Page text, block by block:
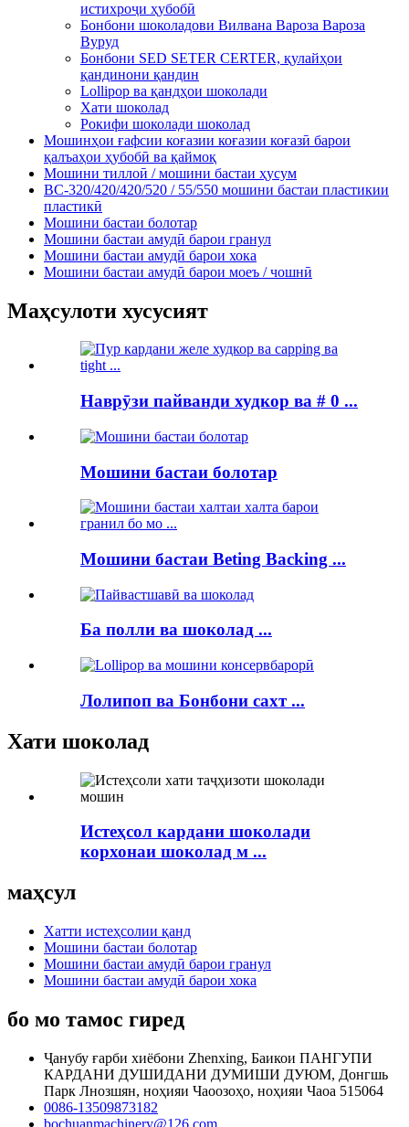
истихроҷи ҳубобӣ
Бонбони шоколадови Вилвана Вароза Вароза
Вуруд
Бонбони SED SETER CERTER, қулайҳои
қандинони қандин
Lollipop ва қандҳои шоколади
Хати шоколад
Рокифи шоколади шоколад
Мошинҳои ғафсии коғазии коғазии коғазӣ барои
қалъаҳои ҳубобӣ ва қаймоқ
Мошини тиллоӣ / мошини бастаи ҳусум
BC-320/420/420/520 / 55/550 мошини бастаи пластикии
пластикӣ
Мошини бастаи болотар
Мошини бастаи амудӣ барои гранул
Мошини бастаи амудӣ барои хока
Мошини бастаи амудӣ барои моеъ / чошнӣ
Маҳсулоти хусусият
Наврӯзи пайванди худкор ва # 0 ...
Мошини бастаи болотар
Мошини бастаи Beting Backing ...
Ба полли ва шоколад ...
Лолипоп ва Бонбони сахт ...
Хати шоколад
Истеҳсол кардани шоколади
корхонаи шоколад м ...
маҳсул
Хатти истеҳсолии қанд
Мошини бастаи болотар
Мошини бастаи амудӣ барои гранул
Мошини бастаи амудӣ барои хока
бо мо тамос гиред
Ҷанубу ғарби хиёбони Zhenxing, Баикои ПАНГУПИ
КАРДАНИ ДУШИДАНИ ДУМИШИ ДУЮМ, Донгшь
Парк Лнозшян, ноҳияи Чаоозоҳо, ноҳияи Чаоа 515064
0086-13509873182
bochuanmachinery@126.com